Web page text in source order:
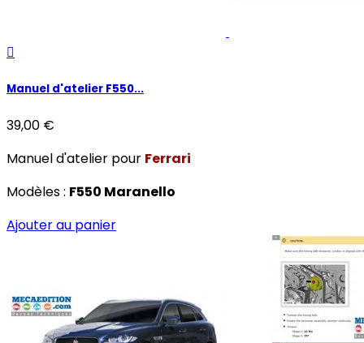

Manuel d'atelier F550...
39,00 €
Manuel d'atelier pour Ferrari
Modèles : F550 Maranello
Ajouter au panier